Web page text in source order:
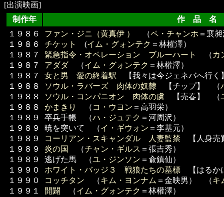
[出演映画]
制作年
作 品 名
１９８６
１９８６
１９８７
１９８７
１９８７
１９８８
１９８８
１９８８
１９８９
１９８９
１９８９
１９８９
１９８９
１９９０
１９９０
１９９１
ファン・ジニ（黄真伊 ） （ペ・チャンホ ＝裵
チケット
(イム・グォンテク ＝林權澤）
緊急指令・オペレーション ブルーハート
（ カ
アダダ（イム・グォンテク ＝林權澤）
女と男 愛の終着駅 【我々は今ジェネバへ行
ソウル・ラバーズ 肉体の奴隷 【チップ】 （
ソウル・コンパニオン 肉体の虜 【売春】 （
かまきり
（ コ・ウヨン ＝高羽栄）
卒兵手帳 （ハ・ジュテク ＝河周沢）
暁を突いて （イ・ギウォン ＝李基元）
コーリアン・スキャンダル 人妻監禁 【人身
炎の国
（チャン・ギルス ＝張吉秀）
逃げた馬 （ユ・ジンソン ＝兪鎮仙）
ホワイト・バッジ３ 戦狼たちの墓標 【はるか
コッチタン （キム・ヨンナム ＝金映男） （キ
開闢
（イム・グォンテク ＝林權澤）